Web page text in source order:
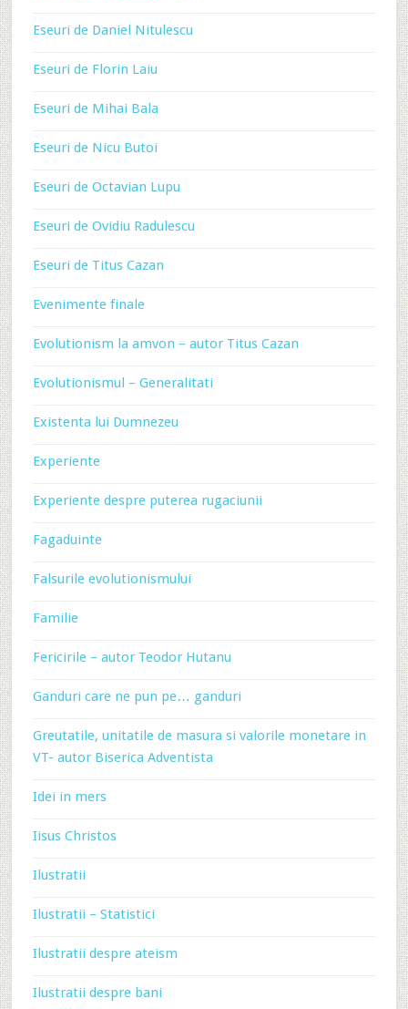
Eseuri de Daniel Nitulescu
Eseuri de Florin Laiu
Eseuri de Mihai Bala
Eseuri de Nicu Butoi
Eseuri de Octavian Lupu
Eseuri de Ovidiu Radulescu
Eseuri de Titus Cazan
Evenimente finale
Evolutionism la amvon – autor Titus Cazan
Evolutionismul – Generalitati
Existenta lui Dumnezeu
Experiente
Experiente despre puterea rugaciunii
Fagaduinte
Falsurile evolutionismului
Familie
Fericirile – autor Teodor Hutanu
Ganduri care ne pun pe… ganduri
Greutatile, unitatile de masura si valorile monetare in
VT- autor Biserica Adventista
Idei in mers
Iisus Christos
Ilustratii
Ilustratii – Statistici
Ilustratii despre ateism
Ilustratii despre bani